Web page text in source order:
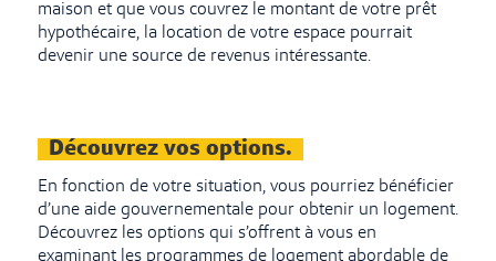
maison et que vous couvrez le montant de votre prêt
hypothécaire, la location de votre espace pourrait
devenir une source de revenus intéressante.
Découvrez vos options.
En fonction de votre situation, vous pourriez bénéficier
d’une aide gouvernementale pour obtenir un logement.
Découvrez les options qui s’offrent à vous en
examinant les programmes de logement abordable de